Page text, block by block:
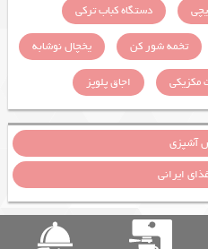
دستگاه کباب ترکی
تخمه شور کن
یخچال نوشابه
مکزیکی اجاق پلوپز
آشپزی
ایرانی